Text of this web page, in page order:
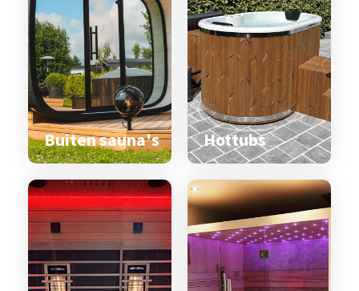
Buiten sauna's Hottubs